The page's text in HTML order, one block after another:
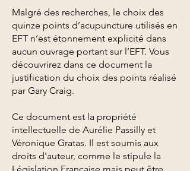
Malgré des recherches, le choix des
quinze points d’acupuncture utilisés en
EFT n’est étonnement explicité dans
aucun ouvrage portant sur l’EFT. Vous
découvrirez dans ce document la
justification du choix des points réalisé
par Gary Craig.
Ce document est la propriété
intellectuelle de Aurélie Passilly et
Véronique Gratas. Il est soumis aux
droits d'auteur, comme le stipule la